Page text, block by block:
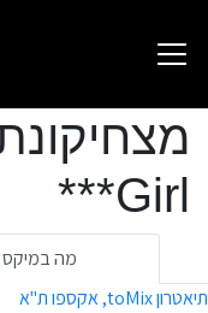
Girl***
מה במיקס
תיאטרון toMix, אקספו ת"א